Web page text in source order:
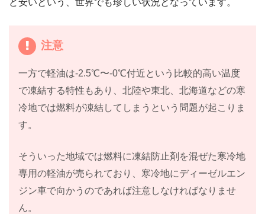
ど安いという、世界でも珍しい状況となっています。
注意
一方で軽油は-2.5℃〜-0℃付近という比較的高い温度
で凍結する特性もあり、北陸や東北、北海道などの寒
冷地では燃料が凍結してしまうという問題が起こりま
す。
そういった地域では燃料に凍結防止剤を混ぜた寒冷地
専用の軽油が売られており、寒冷地にディーゼルエン
ジン車で向かうのであれば注意しなければなりませ
ん。